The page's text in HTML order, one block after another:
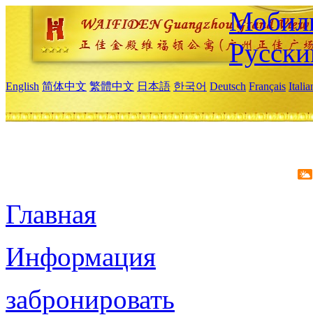
English 简体中文 繁體中文 日本語 한국어 Deutsch Français
Главная
Информация
забронировать